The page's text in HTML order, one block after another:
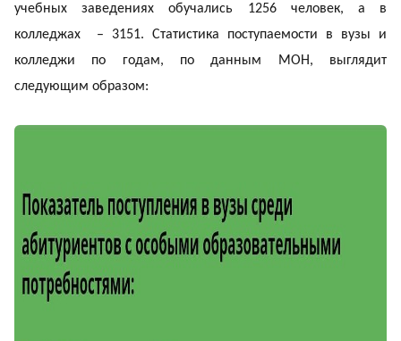
учебных заведениях обучались 1256 человек, а в
колледжах – 3151. Статистика поступаемости в вузы и
колледжи по годам, по данным МОН, выглядит
следующим образом: